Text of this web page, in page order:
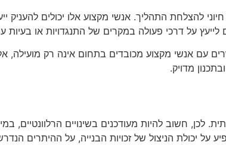
להצלחת התהליך. אנשי מקצוע אלו יכולים להעניק
על דרכי פעולה במקרים של התנגדויות או בעיות
עם אנשי מקצוע מכובדים בתחום אינה רק מועילה,
מדויק.
לכן, חשוב להיות מעודכנים בשינויים הרלוונטיים,
על יכולת הניצול של זכויות הבנייה, על ההיתרים